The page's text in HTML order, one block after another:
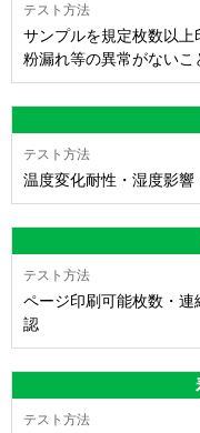
サンプルを規定枚数以上
粉漏れ等の異常がないこ
温度変化耐性・湿度影
ページ印刷可能枚数・
認